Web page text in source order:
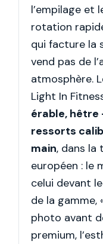
l’empilage et
rotation
qui facture la
vend pas de
atmosphère.
Light In
érable, hêtre
ressorts
main, dans la
européen : le
celui devant
de la gamme,
photo avant
premium,